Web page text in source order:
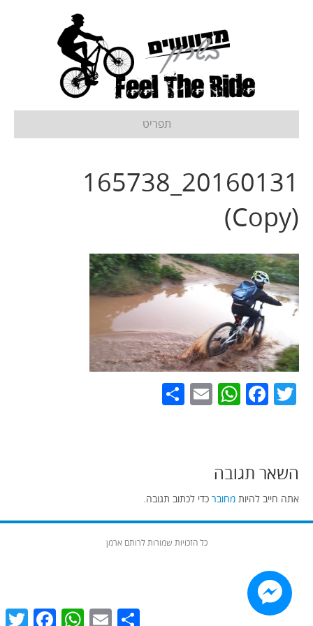
תפריט
20160131_165738
(Copy)
Twitter
Facebook
WhatsApp
Email
השאר תגובה
אתה חייב להיות מחובר כדי לכתוב תגובה.
כל הזכויות שמורות לרותם ארמן
FacebookWhatsApp Email Share